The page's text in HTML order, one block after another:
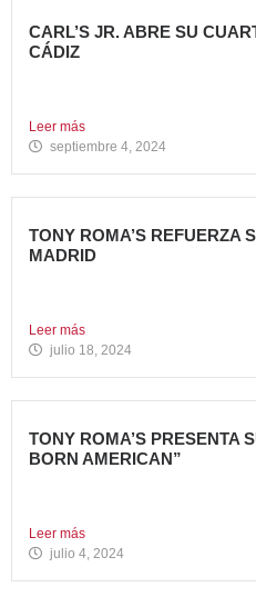
CARL’S JR. ABRE SU
CÁDIZ
Leer más
septiembre 4, 2024
TONY ROMA’S REFUERZA
MADRID
Leer más
julio 18, 2024
TONY ROMA’S PRESENTA
BORN AMERICAN”
Leer más
julio 4, 2024